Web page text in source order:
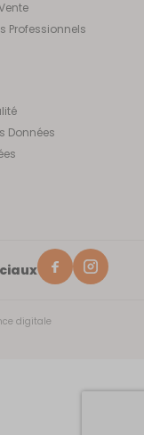
Professionnels
Données
digitale